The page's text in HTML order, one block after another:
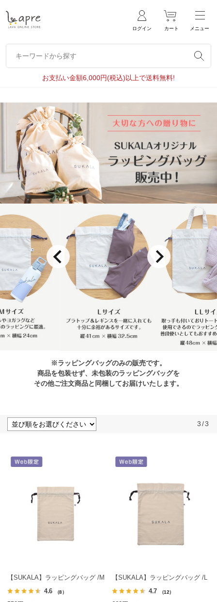
ログイン カート メニュー
キーワードから探す
キーワードから探す
お支払い金額6,000円(税込)以上で送料無料!
※ラッピングバッグのみの販売です。
商品を包装せず、未包装のラッピングバッグを
その他ご注文商品と同梱してお届けいたします。
3/3
【SUKALA】ラッピングバッグ /M
4.6 （8）
【SUKALA】ラッピングバッグ /L
4.7 （12）